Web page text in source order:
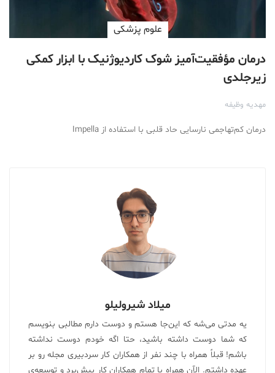
علوم پزشكی
درمان مؤفقیت‌آمیز شوک کاردیوژنیک با ابزار کمکی
زیرجلدی
مهدیه وظیفه
درمان کم‌تهاجمی نارسایی حاد قلبی با استفاده از Impella
میلاد شیرولیلو
یه مدتی می‌شه که این‌جا هستم و دوست دارم مطالبی بنویسم
که شما دوست داشته باشید، حتا اگه خودم دوست نداشته
باشم! قبلاً همراه با چند نفر از همکاران کار سردبیری مجله رو بر
عهده داشتم. الآن همراه با تمام همکاران کار پیش‌برد و توسعه‌ی